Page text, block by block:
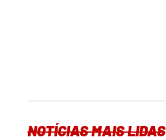
NOTÍCIAS MAIS LIDAS